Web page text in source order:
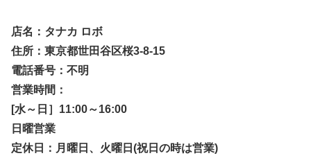
店名：タナカ ロボ
住所：東京都世田谷区桜3-8-15
電話番号：不明
営業時間：
[水～日］11:00～16:00
日曜営業
定休日：月曜日、火曜日(祝日の時は営業)